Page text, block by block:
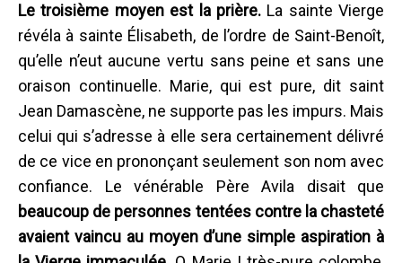
Le troisième moyen est la prière.La sainte Vierge
révéla à sainte Élisabeth, de l’ordre de Saint-Benoît,
qu’elle n’eut aucune vertu sans peine et sans une
oraison continuelle. Marie, qui est pure, dit saint
Jean Damascène, ne supporte pas les impurs. Mais
celui qui s’adresse à elle sera certainement délivré
de ce vice en prononçant seulement son nom avec
confiance. Le vénérable Père Avila disait que
beaucoup de personnes tentées contre la chasteté
avaient vaincu au moyen d’une simple aspiration à